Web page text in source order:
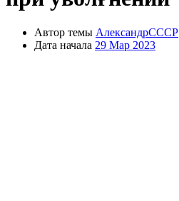
Автор темы АлександрСССР
Дата начала 29 Мар 2023